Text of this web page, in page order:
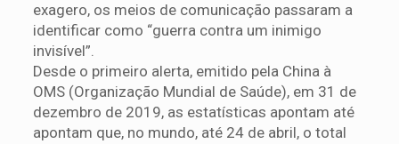
exagero, os meios de comunicação passaram a
identificar como “guerra contra um inimigo
invisível”.
Desde o primeiro alerta, emitido pela China à
OMS (Organização Mundial de Saúde), em 31 de
dezembro de 2019, as estatísticas apontam até
apontam que, no mundo, até 24 de abril, o total